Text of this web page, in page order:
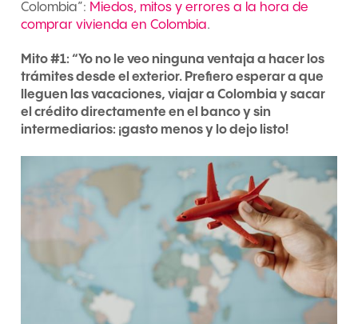
Colombia”: Miedos, mitos y errores a la hora de
comprar vivienda en Colombia.
Mito #1: “Yo no le veo ninguna ventaja a hacer los
trámites desde el exterior. Prefiero esperar a que
lleguen las vacaciones, viajar a Colombia y sacar
el crédito directamente en el banco y sin
intermediarios: ¡gasto menos y lo dejo listo!